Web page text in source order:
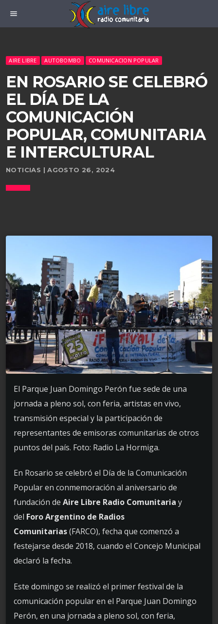
menu
AIRE LIBRE AUTOBOMBO COMUNICACION POPULAR
EN ROSARIO SE CELEBRÓ
EL DÍA DE LA
COMUNICACIÓN
POPULAR, COMUNITARIA
E INTERCULTURAL
NOTICIAS | AGOSTO 26, 2024
El Parque Juan Domingo Perón fue sede de una
jornada a pleno sol, con feria, artistas en vivo,
transmisión especial y la participación de
representantes de emisoras comunitarias de otros
puntos del país. Foto: Radio La Hormiga.
En Rosario se celebró el Día de la Comunicación
Popular en conmemoración al aniversario de
fundación de Aire Libre Radio Comunitaria y
del Foro Argentino de Radios
Comunitarias(FARCO), fecha que comenzó a
festejarse desde 2018, cuando el Concejo Municipal
declaró la fecha.
Este domingo se realizó el primer festival de la
comunicación popular en el Parque Juan Domingo
Perón, en una jornada a pleno sol, con feria,